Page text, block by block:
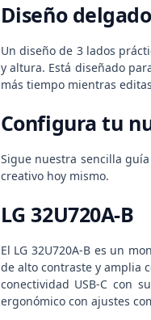
Diseño
Un diseño de 3 lados
y altura. Está diseñado
más tiempo mientras
Configura tu
Sigue nuestra sencilla
creativo hoy mismo.
LG 32U720A-B
El LG 32U720A-B es un
de alto contraste y amplia
conectividad USB-C con
ergonómico con ajustes